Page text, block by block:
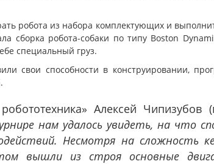
робота из набора комплектующих и
сборка робота-собаки по типу Boston
специальный груз.
свои способности в конструировании,
Алексей
нам удалось увидеть, на что
Несмотря на сложность
вышли из строя основные